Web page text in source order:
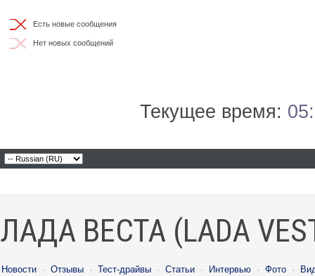
Есть новые сообщения
Нет новых сообщений
Текущее время:
ЛАДА ВЕСТА (LADA
Новости · Отзывы · Тест-драйвы · Статьи · Интервью · Фото ·